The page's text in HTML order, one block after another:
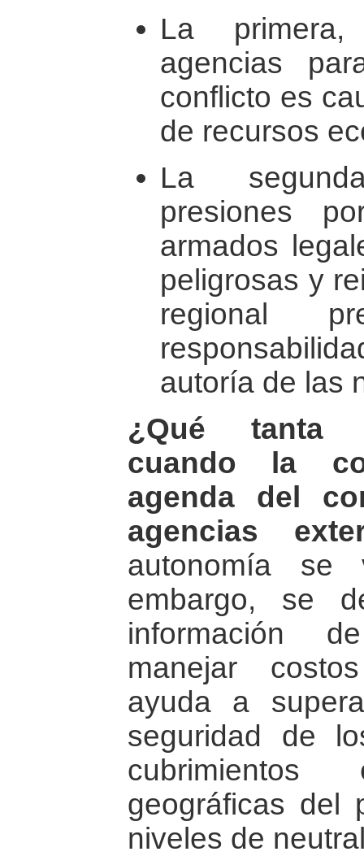
La
agencias
conflicto es
de recursos
La
presiones
armados
peligrosas y
regional
autoría de las
¿Qué tanta
cuando la
agenda del
agencias
autonomía
embargo, se
información
manejar
ayuda a
seguridad de
geográficas del
niveles de